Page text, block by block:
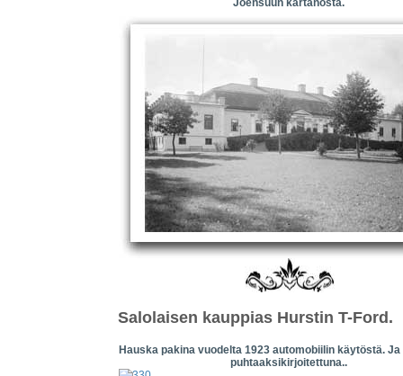
Salolaisen kauppias Hurstin T-Ford.
Hauska pakina vuodelta 1923 automobiilin käytöstä.
puhtaaksikirjoitettuna..